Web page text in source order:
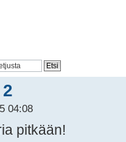
04:08
pitkään!